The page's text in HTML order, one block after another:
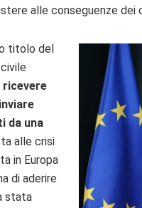
alle conseguenze dei
titolo del
ricevere
da una
alle crisi
in Europa
di aderire
stata